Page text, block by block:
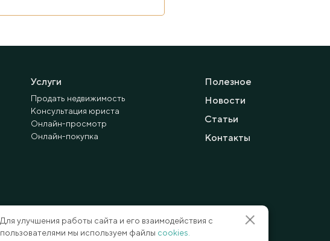
Услуги
Продать недвижимость
Консультация юриста
Онлайн-просмотр
Онлайн-покупка
Полезное
Новости
Статьи
Контакты
Для улучшения работы сайта и его взаимодействия с
пользователями мы используем файлы cookies.